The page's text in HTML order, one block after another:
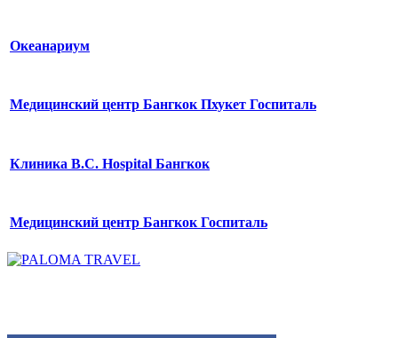
Океанариум
Медицинский центр Бангкок Пхукет Госпиталь
Клиника B.C. Hospital Бангкок
Медицинский центр Бангкок Госпиталь